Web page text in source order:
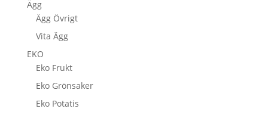
Ägg
Ägg Övrigt
Vita Ägg
EKO
Eko Frukt
Eko Grönsaker
Eko Potatis